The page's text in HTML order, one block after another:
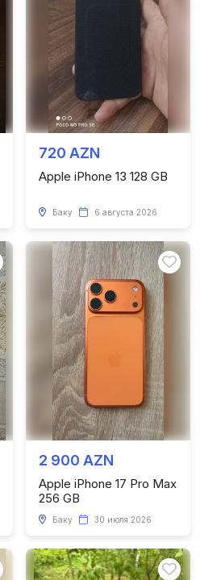
720 AZN
Apple iPhone 13 128 GB
Баку 6 августа 2026
2 900 AZN
Apple iPhone 17 Pro Max
256 GB
Баку 30 июля 2026